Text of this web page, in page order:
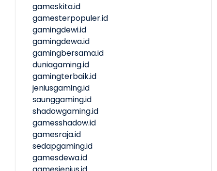
gameskita.id
gamesterpopuler.id
gamingdewi.id
gamingdewa.id
gamingbersama.id
duniagaming.id
gamingterbaik.id
jeniusgaming.id
saunggaming.id
shadowgaming.id
gamesshadow.id
gamesraja.id
sedapgaming.id
gamesdewa.id